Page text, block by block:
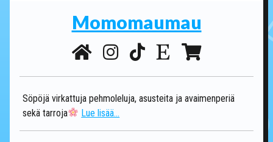
Momomaumau
Söpöjä virkattuja pehmoleluja, asusteita ja avaimenperiä
sekä tarroja
Lue lisää...